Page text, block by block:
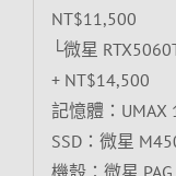
NT$11,500
└微星
+ NT$14,500
記憶體：UMAX
SSD：微星
機殼：微星